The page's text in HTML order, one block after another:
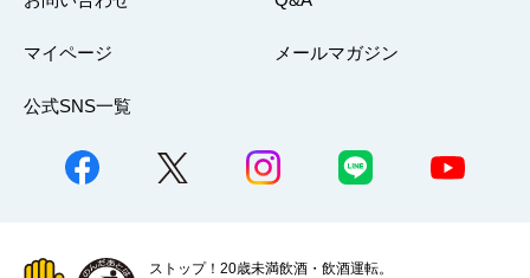
マイページ メールマガジン
公式SNS一覧
ストップ！20歳未満飲酒・飲酒運転。